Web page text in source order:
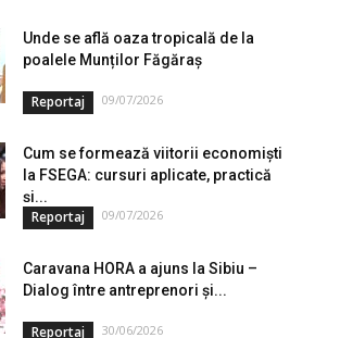
Unde se află oaza tropicală de la
poalele Munților Făgăraș
Reportaj 09/07/2026
Cum se formează viitorii economiști
la FSEGA: cursuri aplicate, practică
și...
Reportaj 09/07/2026
Caravana HORA a ajuns la Sibiu –
Dialog între antreprenori și...
Reportaj 30/06/2026